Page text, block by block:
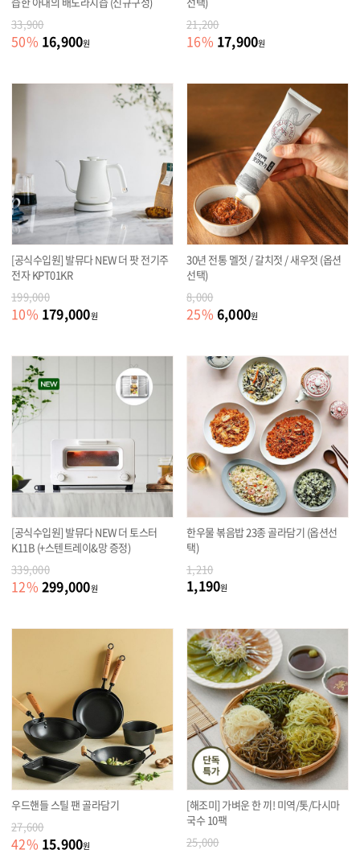
33,900
50% 16,900원
21,200
16% 17,900원
[공식수입원] 발뮤다 NEW 더 팟 전기주
전자 KPT01KR
199,000
10% 179,000원
30년 전통 멜젓 / 갈치젓 / 새우젓 (옵션
선택)
8,000
25% 6,000원
[공식수입원] 발뮤다 NEW 더 토스터
K11B (+스텐트레이&망 증정)
339,000
12% 299,000원
한우물 볶음밥 23종 골라담기 (옵션선
택)
1,210
1,190원
우드핸들 스틸 팬 골라담기
27,600
42% 15,900원
[해조미] 가벼운 한 끼! 미역/톳/다시마
국수 10팩
25,000